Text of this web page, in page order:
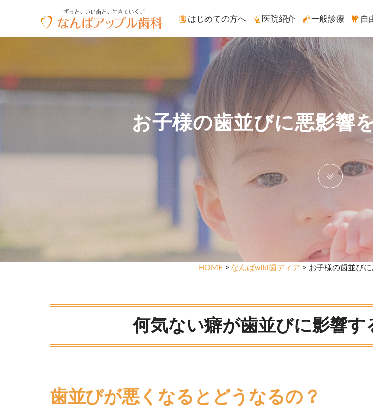
はじめての方へ 医院紹介 一般診療 自
お子様の歯並びに悪影響
HOME> なんばwiki歯ディア > お子様の歯並び
何気ない癖が歯並びに影響
歯並びが悪くなるとどうなるの？